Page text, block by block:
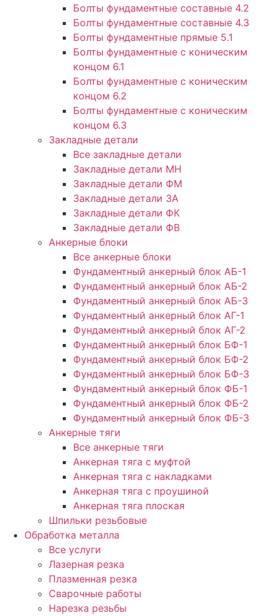
Болты фундаментные составные 4.2
Болты фундаментные составные 4.3
Болты фундаментные прямые 5.1
Болты фундаментные с коническим
концом 6.1
Болты фундаментные с коническим
концом 6.2
Болты фундаментные с коническим
концом 6.3
Закладные детали
Все закладные детали
Закладные детали МН
Закладные детали ФМ
Закладные детали ЗА
Закладные детали ФК
Закладные детали ФВ
Анкерные блоки
Все анкерные блоки
Фундаментный анкерный блок АБ-1
Фундаментный анкерный блок АБ-2
Фундаментный анкерный блок АБ-3
Фундаментный анкерный блок АГ-1
Фундаментный анкерный блок АГ-2
Фундаментный анкерный блок БФ-1
Фундаментный анкерный блок БФ-2
Фундаментный анкерный блок БФ-3
Фундаментный анкерный блок ФБ-1
Фундаментный анкерный блок ФБ-2
Фундаментный анкерный блок ФБ-3
Анкерные тяги
Все анкерные тяги
Анкерная тяга с муфтой
Анкерная тяга с накладками
Анкерная тяга с проушиной
Анкерная тяга плоская
Шпильки резьбовые
Обработка металла
Все услуги
Лазерная резка
Плазменная резка
Сварочные работы
Нарезка резьбы